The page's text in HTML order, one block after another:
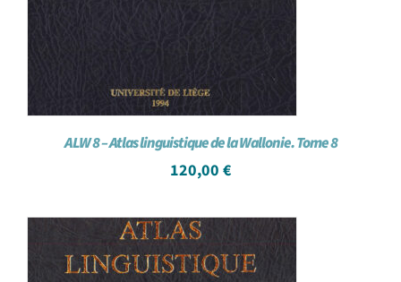
ALW 8 – Atlas linguistique de la Wallonie. Tome 8
120,00 €